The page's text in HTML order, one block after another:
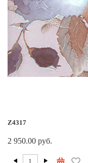
Z4317
2 950.00 руб.